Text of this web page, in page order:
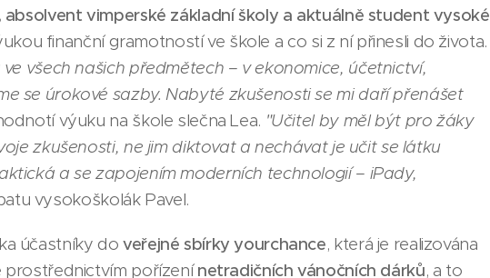
absolvent vimperské základní školy a aktuálně student vysoké
finanční gramotností ve škole a co si z ní přinesli do života.
všech našich předmětech – v ekonomice, účetnictví,
se úrokové sazby. Nabyté zkušenosti se mi daří přenášet
výuku na škole slečna Lea. "Učitel by měl být pro žáky
zkušenosti, ne jim diktovat a nechávat je učit se látku
a se zapojením moderních technologií – iPady,
vysokoškolák Pavel.
účastníky do veřejné sbírky yourchance, která je realizována
pořízenínetradičních vánočních dárků, a to